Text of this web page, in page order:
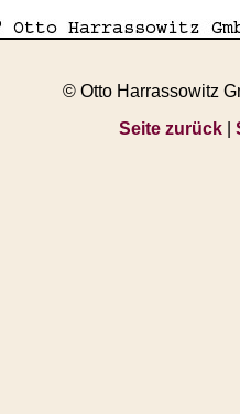
© Otto Harrassowitz
Seite zurück|